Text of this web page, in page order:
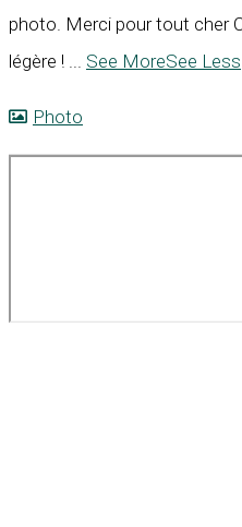
photo. Merci pour tout cher
légère ! ... See MoreSee Less
Photo